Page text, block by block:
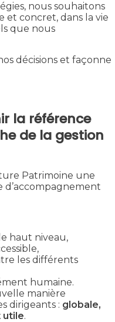
nous souhaitons
et concret, dans la vie
que nous
décisions et façonne
la référence
de la gestion
Patrimoine une
d’accompagnement
haut niveau,
les différents
humaine.
manière
dirigeants : globale,
utile.